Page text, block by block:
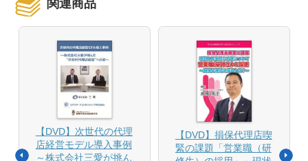
関連商品
【DVD】次世代の代理
店経営モデル導入事例
～株式会社三愛が挑ん
【DVD】損保代理店喫
緊の課題「営業職（研